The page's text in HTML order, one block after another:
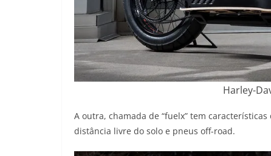
Harley-
A outra, chamada de “fuelx” tem
distância livre do solo e pneus off-road.